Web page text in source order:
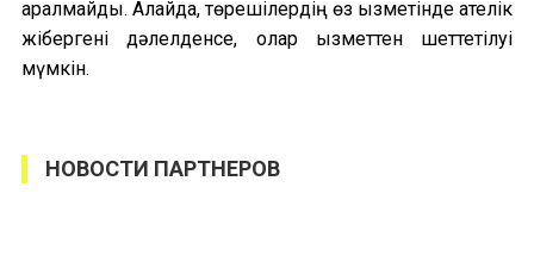
қаралмайды. Алайда, төрешілердің өз қызметінде қателік
жібергені дәлелденсе, олар қызметтен шеттетілуі
мүмкін.
НОВОСТИ ПАРТНЕРОВ